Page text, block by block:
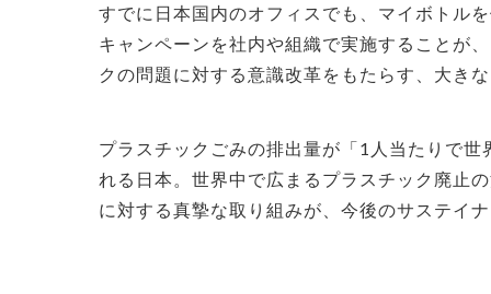
すでに日本国内のオフィスでも、マイボトル
キャンペーンを社内や組織で実施することが
クの問題に対する意識改革をもたらす、大き
プラスチックごみの排出量が「1人当たりで
れる日本。世界中で広まるプラスチック廃止
に対する真摯な取り組みが、今後のサステイ